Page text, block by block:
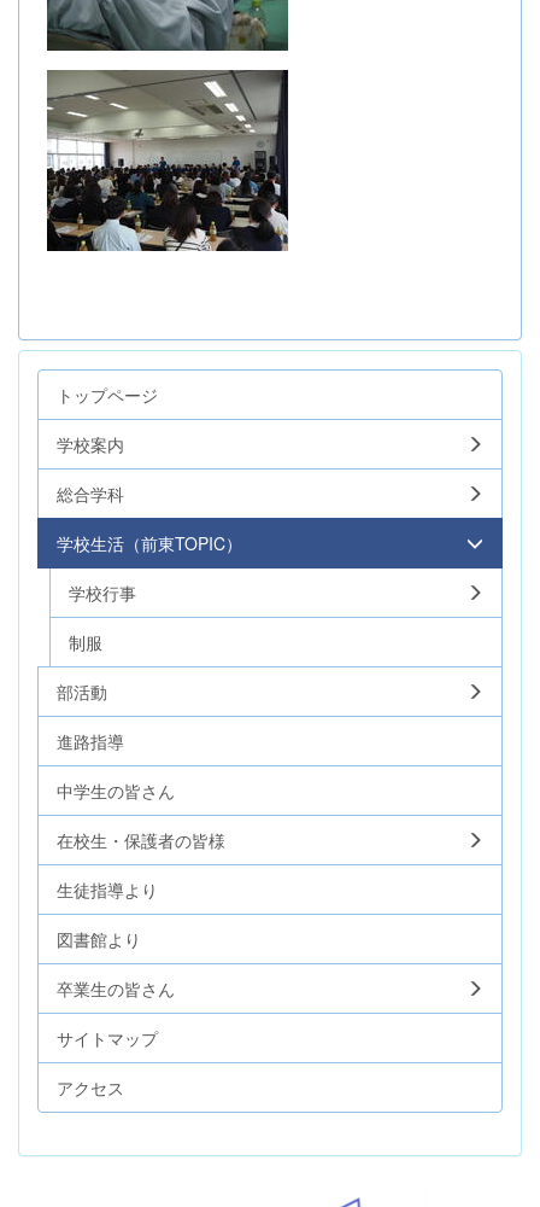
トップページ
学校案内
総合学科
学校生活（前東TOPIC）
学校行事
制服
部活動
進路指導
中学生の皆さん
在校生・保護者の皆様
生徒指導より
図書館より
卒業生の皆さん
サイトマップ
アクセス